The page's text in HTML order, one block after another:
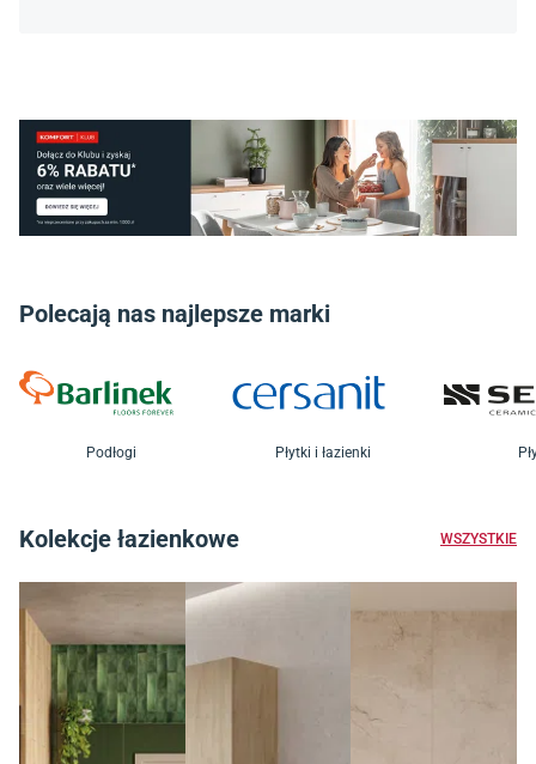
Polecają nas najlepsze marki
Podłogi Płytki i łazienki
Kolekcje łazienkowe WSZYSTKIE